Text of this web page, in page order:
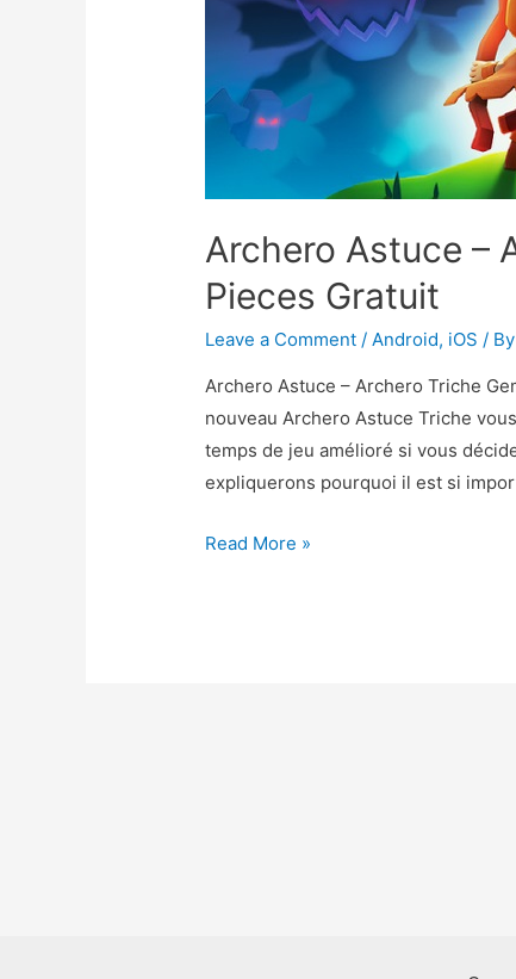
Archero Astuce –
Pieces Gratuit
Leave a Comment / Android, iOS /
Archero Astuce – Archero Triche
nouveau Archero Astuce Triche
temps de jeu amélioré si vous
expliquerons pourquoi il est si
Archero
Read More »